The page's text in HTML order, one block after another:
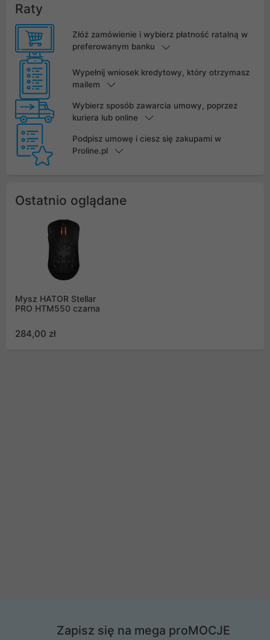
Raty
Złóż zamówienie i wybierz płatność ratalną w
preferowanym banku
Wypełnij wniosek kredytowy, który otrzymasz
mailem
Wybierz sposób zawarcia umowy, poprzez
kuriera lub online
Podpisz umowę i ciesz się zakupami w
Proline.pl
Ostatnio oglądane
Mysz HATOR Stellar
PRO HTM550 czarna
284,00 zł
Zapisz się na mega proMOCJE